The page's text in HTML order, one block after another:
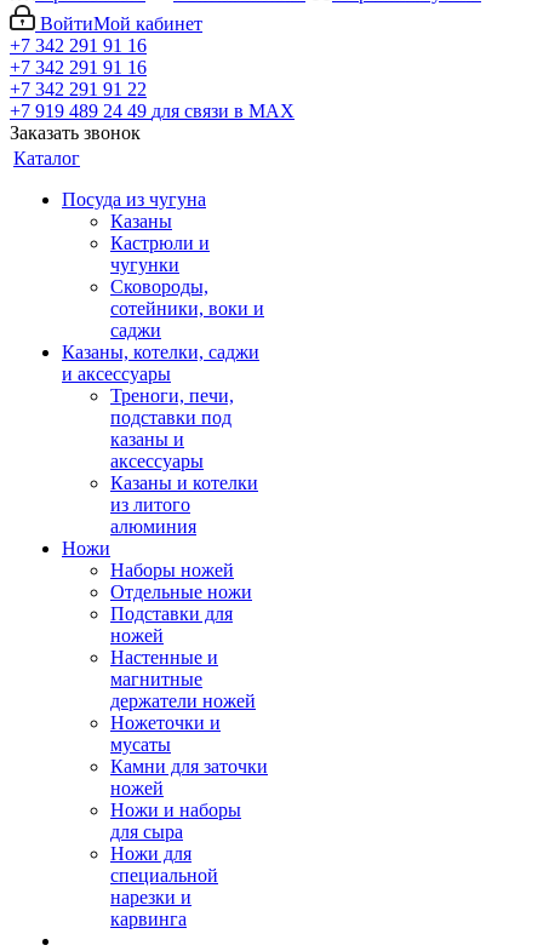
ВойтиМой кабинет
+7 342 291 91 16
+7 342 291 91 16
+7 342 291 91 22
+7 919 489 24 49 для связи в МАХ
Заказать звонок
Каталог
Посуда из чугуна
Казаны
Кастрюли и
чугунки
Сковороды,
сотейники, воки и
саджи
Казаны, котелки, саджи
и аксессуары
Треноги, печи,
подставки под
казаны и
аксессуары
Казаны и котелки
из литого
алюминия
Ножи
Наборы ножей
Отдельные ножи
Подставки для
ножей
Настенные и
магнитные
держатели ножей
Ножеточки и
мусаты
Камни для заточки
ножей
Ножи и наборы
для сыра
Ножи для
специальной
нарезки и
карвинга